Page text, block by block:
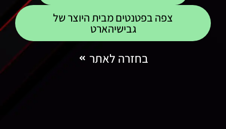
צפה בפטנטים מבית היוצר של
גבישיהארט
בחזרה לאתר